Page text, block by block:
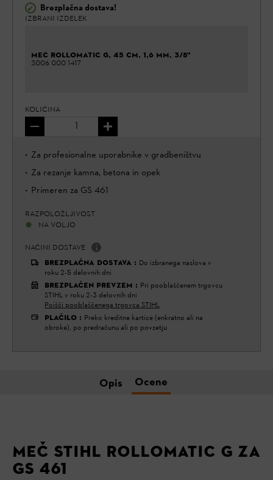
✔ Brezplačna dostava!
IZBRANI IZDELEK
MEČ ROLLOMATIC G, 45 CM, 1,6 MM, 3/8"
3006 000 1417
KOLIČINA
Za profesionalne uporabnike v gradbeništvu
Za rezanje kamna, betona in opek
Primeren za GS 461
RAZPOLOŽLJIVOST
NA VOLJO
NAČINI DOSTAVE
BREZPLAČNA DOSTAVA : Do izbranega naslova v
roku 2-5 delovnih dni
BREZPLAČEN PREVZEM : Pri pooblaščenem trgovcu
STIHL v roku 2-3 delovnih dni
Poišči pooblaščenega trgovca STIHL
PLAČILO : Preko kreditne kartice (enkratno ali na
obroke), po predračunu ali po povzetju
Opis Ocene
MEČ STIHL ROLLOMATIC G ZA
GS 461